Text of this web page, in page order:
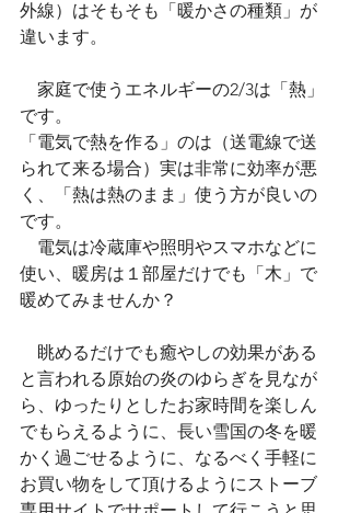
外線）はそもそも「暖かさの種類」が
違います。
家庭で使うエネルギーの2/3は「熱」
です。
「電気で熱を作る」のは（送電線で送
られて来る場合）実は非常に効率が悪
く、「熱は熱のまま」使う方が良いの
です。
電気は冷蔵庫や照明やスマホなどに
使い、暖房は１部屋だけでも「木」で
暖めてみませんか？
眺めるだけでも癒やしの効果がある
と言われる原始の炎のゆらぎを見なが
ら、ゆったりとしたお家時間を楽しん
でもらえるように、長い雪国の冬を暖
かく過ごせるように、なるべく手軽に
お買い物をして頂けるようにストーブ